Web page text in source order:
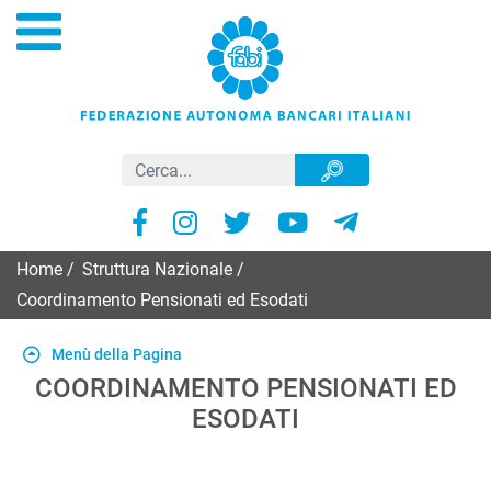
Home Struttura Nazionale
Coordinamento Pensionati ed Esodati
Menù della Pagina
COORDINAMENTO PENSIONATI ED
ESODATI